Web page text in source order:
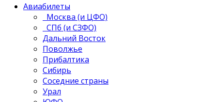
Авиабилеты
Москва (и ЦФО)
СПб (и СЗФО)
Дальний Восток
Поволжье
Прибалтика
Сибирь
Соседние страны
Урал